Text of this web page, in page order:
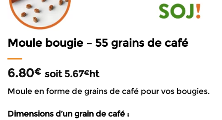
Moule bougie – 55 grains de café
6.80€ soit 5.67€ht
Moule en forme de grains de café pour vos bougies.
Dimensions d’un grain de café :